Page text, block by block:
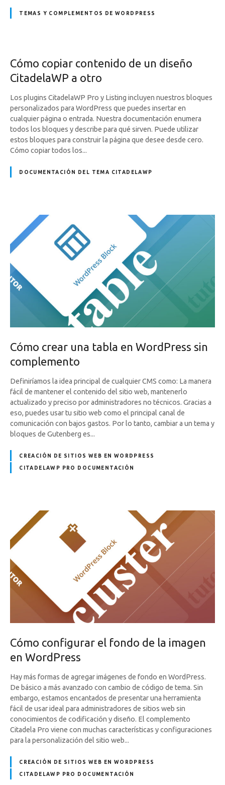
TEMAS Y COMPLEMENTOS DE WORDPRESS
Cómo copiar contenido de un diseño
CitadelaWP a otro
Los plugins CitadelaWP Pro y Listing incluyen nuestros bloques
personalizados para WordPress que puedes insertar en
cualquier página o entrada. Nuestra documentación enumera
todos los bloques y describe para qué sirven. Puede utilizar
estos bloques para construir la página que desee desde cero.
Cómo copiar todos los...
DOCUMENTACIÓN DEL TEMA CITADELAWP
Cómo crear una tabla en WordPress sin
complemento
Definiríamos la idea principal de cualquier CMS como: La manera
fácil de mantener el contenido del sitio web, mantenerlo
actualizado y preciso por administradores no técnicos. Gracias a
eso, puedes usar tu sitio web como el principal canal de
comunicación con bajos gastos. Por lo tanto, cambiar a un tema y
bloques de Gutenberg es...
CREACIÓN DE SITIOS WEB EN WORDPRESS
CITADELAWP PRO DOCUMENTACIÓN
Cómo configurar el fondo de la imagen
en WordPress
Hay más formas de agregar imágenes de fondo en WordPress.
De básico a más avanzado con cambio de código de tema. Sin
embargo, estamos encantados de presentar una herramienta
fácil de usar ideal para administradores de sitios web sin
conocimientos de codificación y diseño. El complemento
Citadela Pro viene con muchas características y configuraciones
para la personalización del sitio web...
CREACIÓN DE SITIOS WEB EN WORDPRESS
CITADELAWP PRO DOCUMENTACIÓN